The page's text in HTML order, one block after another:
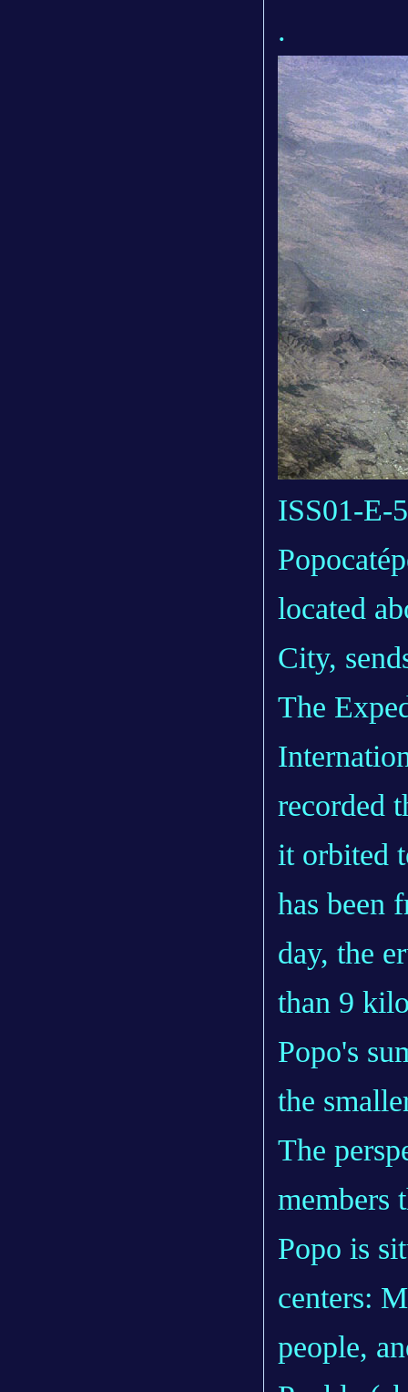
.
ISS01-E-
located
City,
The
recorded
it orbited
has been
day, the
than 9
Popo's
the
The
members
Popo is
centers:
people,